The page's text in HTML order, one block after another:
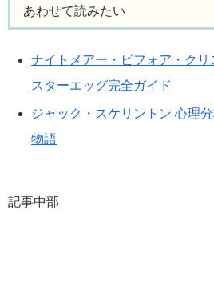
あわせて読みたい
ナイトメアー・ビフォア・ク
スターエッグ完全ガイド
ジャック・スケリントン 心理
物語
記事中部